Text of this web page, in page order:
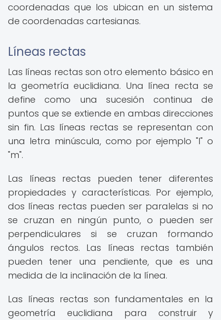
coordenadas que los ubican en un sistema
de coordenadas cartesianas.
Líneas rectas
Las líneas rectas son otro elemento básico en
la geometría euclidiana. Una línea recta se
define como una sucesión continua de
puntos que se extiende en ambas direcciones
sin fin. Las líneas rectas se representan con
una letra minúscula, como por ejemplo "l" o
"m".
Las líneas rectas pueden tener diferentes
propiedades y características. Por ejemplo,
dos líneas rectas pueden ser paralelas si no
se cruzan en ningún punto, o pueden ser
perpendiculares si se cruzan formando
ángulos rectos. Las líneas rectas también
pueden tener una pendiente, que es una
medida de la inclinación de la línea.
Las líneas rectas son fundamentales en la
geometría euclidiana para construir y